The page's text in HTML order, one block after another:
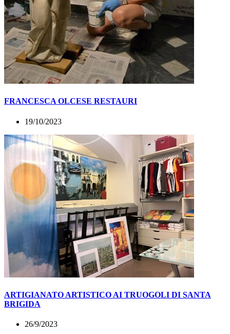
FRANCESCA OLCESE RESTAURI
19/10/2023
ARTIGIANATO ARTISTICO AI TRUOGOLI DI SANTA
BRIGIDA
26/9/2023